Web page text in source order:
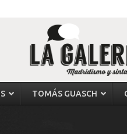
TOMÁS GUASCH